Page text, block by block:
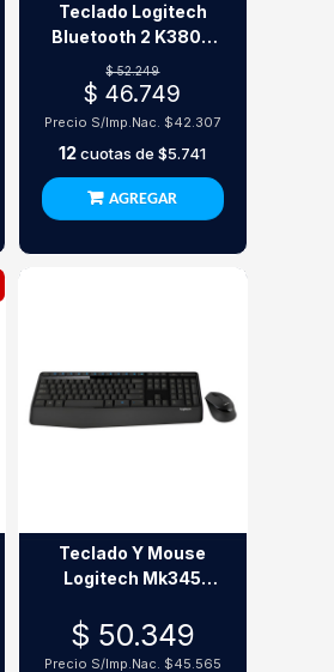
Teclado Logitech
Bluetooth 2 K380S
Graphite
$ 52.249
$ 46.749
Precio S/Imp.Nac. $42.307
12cuotas de$5.741
AGREGAR
Teclado Y Mouse
Logitech Mk345
$ 50.349
Precio S/Imp.Nac. $45.565